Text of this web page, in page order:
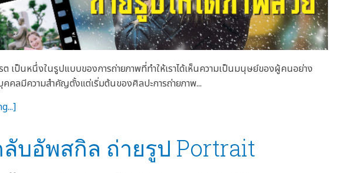
ต เป็นหนึ่งในรูปแบบของการถ่ายภาพที่ทำให้เราได้เห็นความเป็นมนุษย์ของผู้คนอย่าง
คคลมีความสำคัญตั้งแต่เริ่มต้นของศิลปะการถ่ายภาพ...
ลับอัพสกิล ถ่ายรูป Portrait